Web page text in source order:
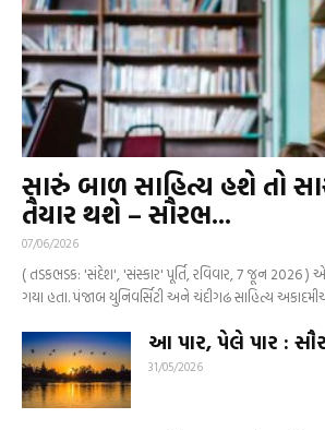
સારું બાળ સાહિત્ય હશે તો
તૈયાર થશે – સૌરભ...
07/06/2026
( તડકભડક: 'સંદેશ', 'સંસ્કાર' પૂર્તિ, રવિવાર, 7 જૂન 2026
ગયા હતા. પંજાબ યુનિવર્સિટી અને ચંદીગઢ સાહિત્ય અકાદમીએ
આ પાર, પેલે પાર :
31/05/2026